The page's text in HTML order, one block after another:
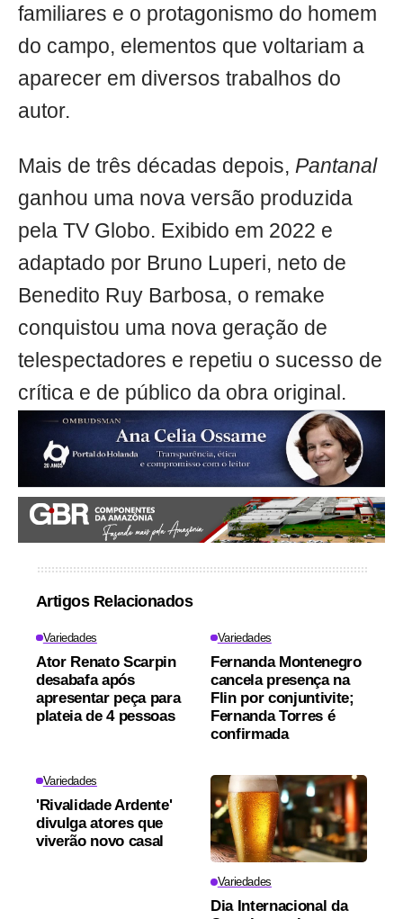
familiares e o protagonismo do homem
do campo, elementos que voltariam a
aparecer em diversos trabalhos do
autor.
Mais de três décadas depois, Pantanal
ganhou uma nova versão produzida
pela TV Globo. Exibido em 2022 e
adaptado por Bruno Luperi, neto de
Benedito Ruy Barbosa, o remake
conquistou uma nova geração de
telespectadores e repetiu o sucesso de
crítica e de público da obra original.
Artigos Relacionados
Variedades
Ator Renato Scarpin
desabafa após
apresentar peça para
plateia de 4 pessoas
Variedades
Fernanda Montenegro
cancela presença na
Flin por conjuntivite;
Fernanda Torres é
confirmada
Variedades
'Rivalidade Ardente'
divulga atores que
viverão novo casal
Variedades
Dia Internacional da